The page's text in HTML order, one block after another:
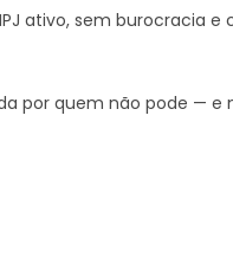
ativo, sem burocracia e
por quem não pode — e